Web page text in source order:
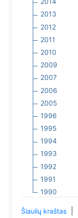
2013
2012
2011
2010
2009
2007
2006
2005
1996
1995
1994
1993
1992
1991
1990
Šiaulių kraštas